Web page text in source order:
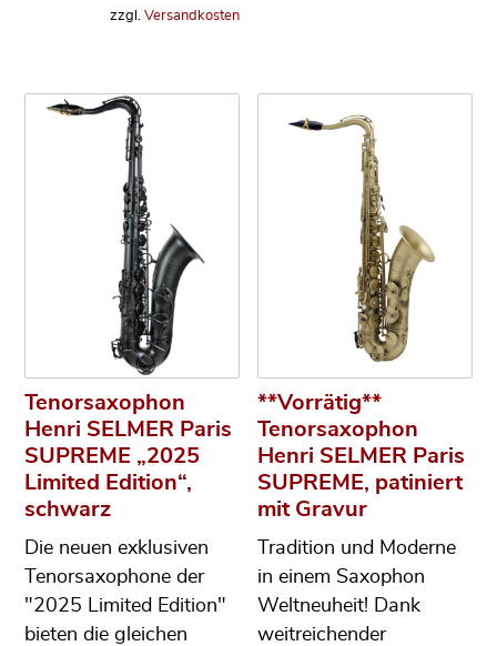
zzgl. Versandkosten
Tenorsaxophon
Henri SELMER Paris
SUPREME „2025
Limited Edition“,
schwarz
Die neuen exklusiven
Tenorsaxophone der
"2025 Limited Edition"
bieten die gleichen
**Vorrätig**
Tenorsaxophon
Henri SELMER Paris
SUPREME, patiniert
mit Gravur
Tradition und Moderne
in einem Saxophon
Weltneuheit! Dank
weitreichender